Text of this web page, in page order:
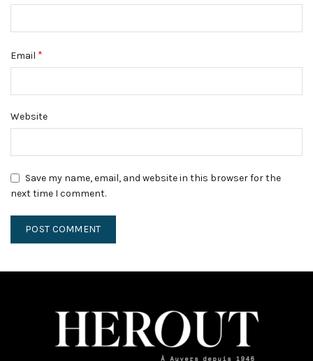
Email *
Website
Save my name, email, and website in this browser for the
next time I comment.